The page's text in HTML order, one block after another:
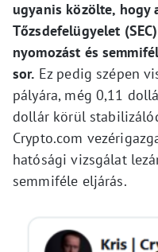
ugyanis közölte, hogy
Tőzsdefelügyelet
nyomozást és
sor. Ez pedig szépen
pályára, még 0,11
dollár körül
Crypto.com
hatósági vizsgálat
semmiféle eljárás.